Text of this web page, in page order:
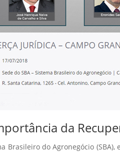
da
Brasileiro do Agronegócio